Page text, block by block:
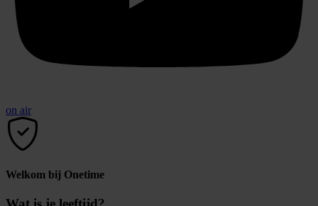
on air
Welkom bij Onetime